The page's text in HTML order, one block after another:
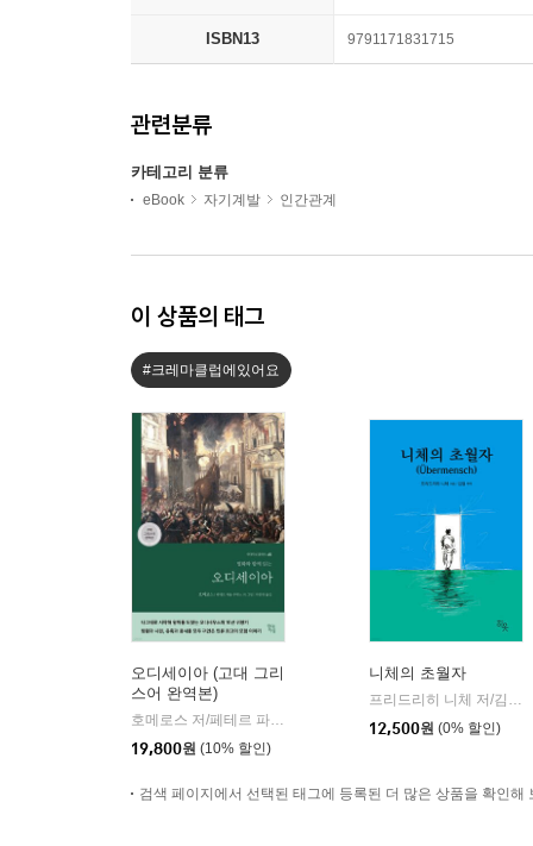
ISBN13 9791171831715
관련분류
카테고리 분류
eBook 자기계발 인간관계
이 상품의 태그
#크레마클럽에있어요
오디세이아 (고대 그리
스어 완역본)
| 현대지성
19,800원 (10% 할인)
니체의 초월자
12,500원 (0% 할인)
검색 페이지에서 선택된 태그에 등록된 더 많은 상품을 확인해